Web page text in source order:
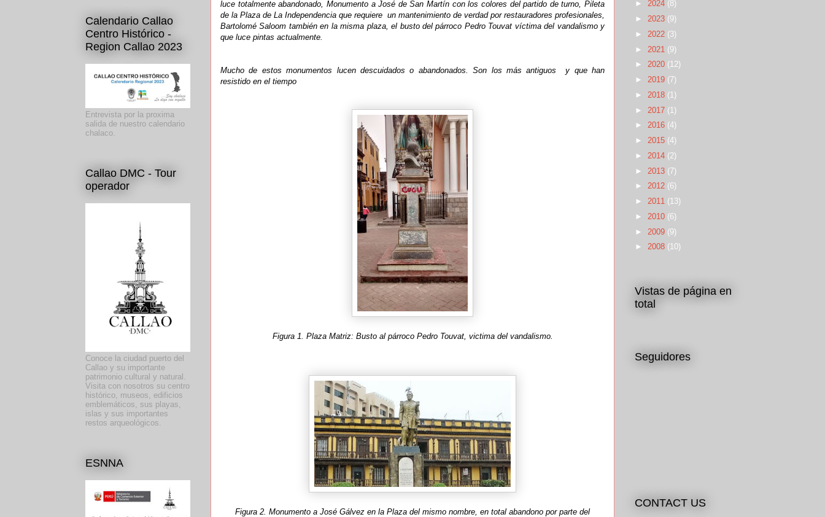
luce totalmente abandonado, Monumento a José de San Martín con los colores del partido de turno, Pileta
de la Plaza de La Independencia que requiere un mantenimiento de verdad por restauradores profesionales,
Bartolomé Saloom también en la misma plaza, el busto del párroco Pedro Touvat víctima del vandalismo y
que luce pintas actualmente.
Mucho de estos monumentos lucen descuidados o abandonados. Son los más antiguos y que han
resistido en el tiempo
Figura 1. Plaza Matriz: Busto al párroco Pedro Touvat, victima del vandalismo.
Figura 2. Monumento a José Gálvez en la Plaza del mismo nombre, en total abandono por parte del
Calendario Callao
Centro Histórico -
Region Callao 2023
Entrevista por la proxima
salida de nuestro calendario
chalaco.
Callao DMC - Tour
operador
Conoce la ciudad puerto del
Callao y su importante
patrimonio cultural y natural.
Visita con nosotros su centro
histórico, museos, edificios
emblemáticos, sus playas,
islas y sus importantes
restos arqueológicos.
ESNNA
► 2024 (8)
► 2023 (9)
► 2022 (3)
► 2021 (9)
► 2020 (12)
► 2019 (7)
► 2018 (1)
► 2017 (1)
► 2016 (4)
► 2015 (4)
► 2014 (2)
► 2013 (7)
► 2012 (6)
► 2011 (13)
► 2010 (6)
► 2009 (9)
► 2008 (10)
Vistas de página en
total
Seguidores
CONTACT US